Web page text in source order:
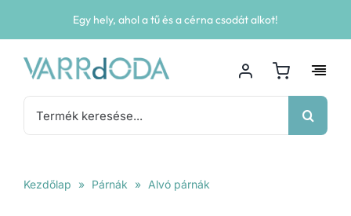
Egy hely, ahol a tű és a cérna csodát alkot!
Keresés...
Kezdőlap » Párnák » Alvó párnák